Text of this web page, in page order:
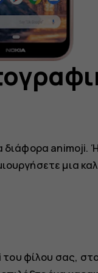
διάφορα animoji.
μια
φίλου σας,